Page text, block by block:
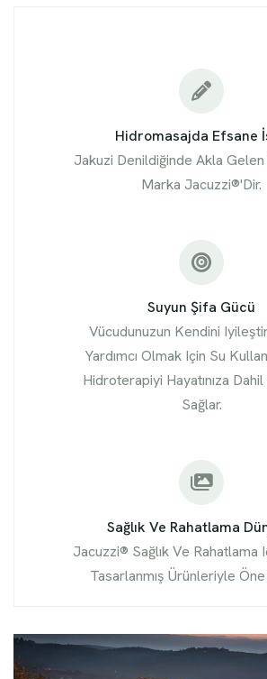
Hidromasajda Efsane
Jakuzi Denildiğinde Akla
Marka Jacuzzi®'dir.
Suyun Şifa Gücü
Vücudunuzun Kendini
Yardımcı Olmak Için Su
Hidroterapiyi Hayatınıza
Sağlar.
Sağlık Ve Rahatlama
Jacuzzi® Sağlık Ve Rahatlama
Tasarlanmış Ürünleriyle Öne